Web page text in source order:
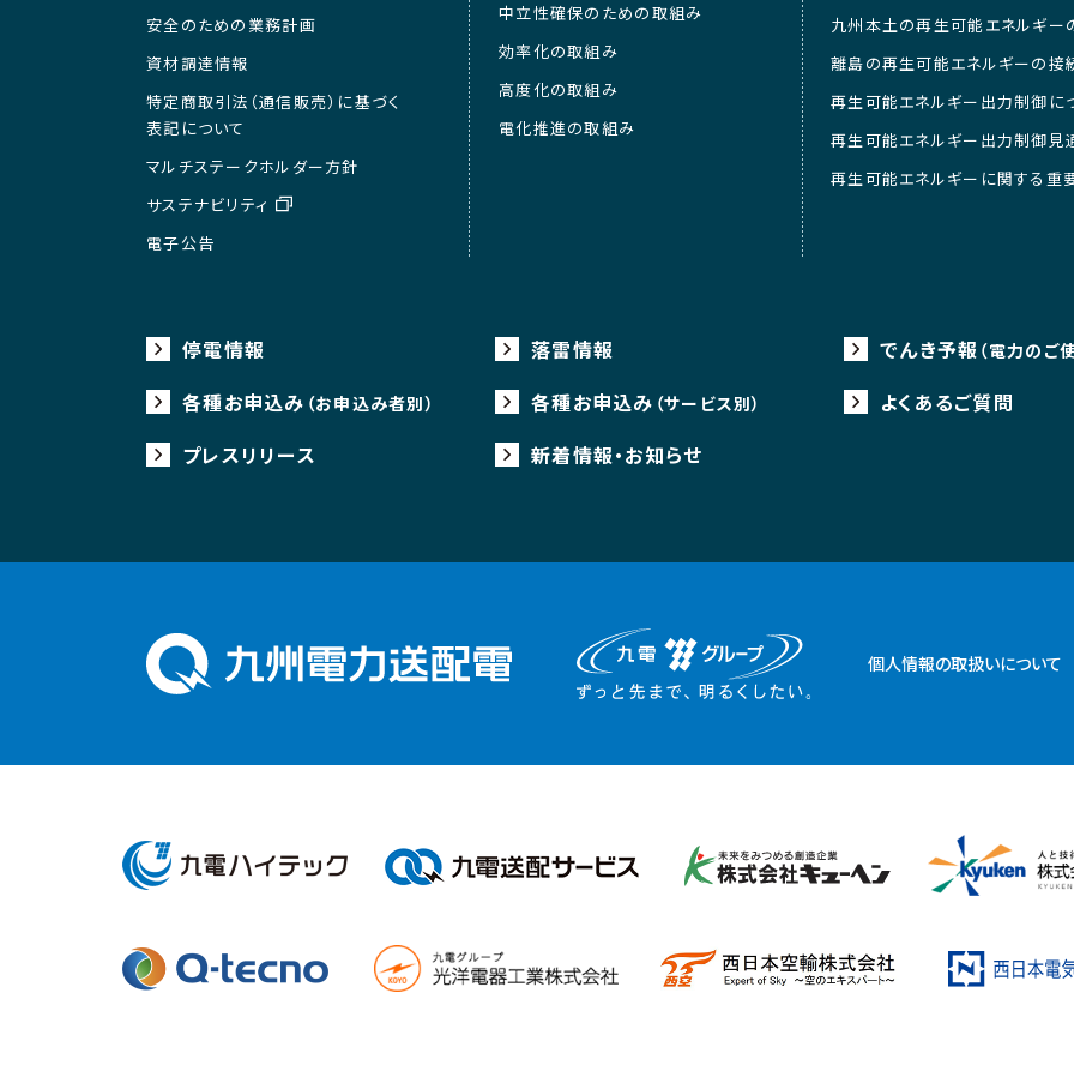
安全のための業務計画
資材調達情報
特定商取引法（通信販売）に基づく
表記について
マルチステークホルダー方針
サステナビリティ
電子公告
中立性確保のための取組み
効率化の取組み
高度化の取組み
電化推進の取組み
九州本土の再生可能エネルギー
離島の再生可能エネルギーの接
再生可能エネルギー出力制御に
再生可能エネルギー出力制御見
再生可能エネルギーに関する重
停電情報 落雷情報 でんき予報 （電力のご
各種お申込み （お申込み者別） 各種お申込み （サービス別）
よくあるご質問
プレスリリース
新着情報・お知らせ
個人情報の取扱いについて